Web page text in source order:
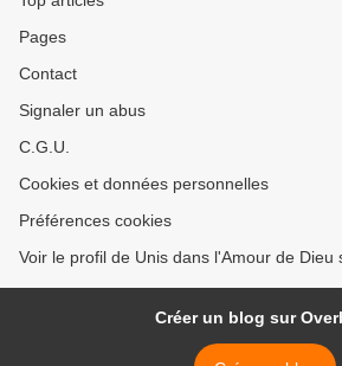
Pages
Contact
Signaler un abus
C.G.U.
Cookies et données personnelles
Préférences cookies
Voir le profil de Unis dans l'Amour de Dieu
Créer un blog sur